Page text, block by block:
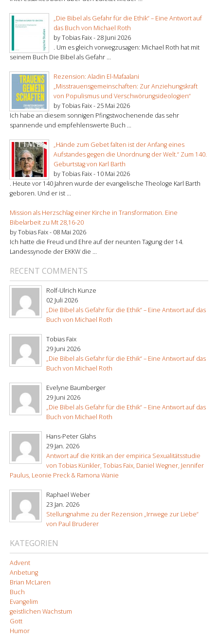
„Die Bibel als Gefahr für die Ethik“ – Eine Antwort auf
das Buch von Michael Roth
by Tobias Faix -28 Juni 2026
. Um es gleich vorwegzusagen: Michael Roth hat mit
seinem Buch Die Bibel als Gefahr ...
Rezension: Aladin El-Mafaalani
„Misstrauensgemeinschaften: Zur Anziehungskraft
von Populismus und Verschwörungsideologien“
by Tobias Faix -25 Mai 2026
Ich habe an diesem sonnigen Pfingstwochenende das sehr
spannende und empfehlenswerte Buch ...
„Hände zum Gebet falten ist der Anfang eines
Aufstandes gegen die Unordnung der Welt.“ Zum 140.
Geburtstag von Karl Barth
by Tobias Faix - 10 Mai 2026
. Heute vor 140 Jahren wurde der evangelische Theologe Karl Barth
geboren. Und er ist ...
Mission als Herzschlag einer Kirche in Transformation. Eine
Bibelarbeit zu Mt 28,16-20
by Tobias Faix - 08 Mai 2026
Ich hatte die Freud und Ehre auf der neunten Tagung der 14.
Landessynode der EKKW die ...
RECENT COMMENTS
Rolf-Ulrich Kunze
02 Juli 2026
„Die Bibel als Gefahr für die Ethik“ – Eine Antwort auf das
Buch von Michael Roth
Tobias Faix
29 Juni 2026
„Die Bibel als Gefahr für die Ethik“ – Eine Antwort auf das
Buch von Michael Roth
Evelyne Baumberger
29 Juni 2026
„Die Bibel als Gefahr für die Ethik“ – Eine Antwort auf das
Buch von Michael Roth
Hans-Peter Glahs
29 Jan. 2026
Antwort auf die Kritik an der empirica Sexualitätsstudie
von Tobias Künkler, Tobias Faix, Daniel Wegner, Jennifer
Paulus, Leonie Preck & Ramona Wanie
Raphael Weber
23 Jan. 2026
Stellungnahme zu der Rezension „Irrwege zur Liebe“
von Paul Bruderer
KATEGORIEN
Advent
Anbetung
Brian McLaren
Buch
Evangelim
geistlichen Wachstum
Gott
Humor